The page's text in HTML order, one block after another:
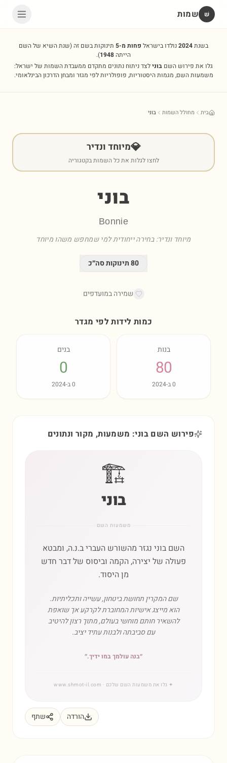
שׁ שמות
בשנת2024נולדו בישראל פחות מ-5 תינוקות בשם זה(שנת השיא של השם
הייתה1948
).
גלו את פירוש השם בונילצד ניתוח נתונים מתקדם ממעבדת השמות של ישראל:
משמעות השם, מגמות היסטוריות, פופולריות לפי מגזר ומבחן הדרכון הבינלאומי.
בית מחולל השמות בוני
💎מיוחד ונדיר
לחצו לגלות את כל השמות בקטגוריה
בוני
Bonnie
מיוחד ונדיר: בחירה ייחודית למי שמחפש משהו מיוחד
80תינוקות סה״כ
שמירה במועדפים
כמות לידות לפי מגדר
בנות
80
0ב-2024
בנים
0
0ב-2024
פירוש השם בוני: משמעות, מקור ונתונים
🏗️
בוני
משמעות השם
השם בוני נגזר מהשורש העברי ב.נ.ה, ומבטא
פעולה של יצירה, הקמה וביסוס של דבר חדש
מן היסוד.
שם המקרין תחושת ביטחון, עשייה ותכליתיות.
הוא מייצג אישיות המחוברת לקרקע אך שואפת
להשאיר חותם מוחשי בעולם, מתוך רצון להיטיב
עם סביבתה ולבנות עתיד יציב.
״בנה עולמך במו ידיך.״
✦ גלו את משמעות השם שלכם · www.shmot-il.com
הורדה שתף